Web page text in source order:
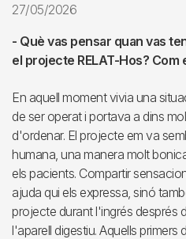
27/05/2026
- Què vas pensar quan vas
el projecte RELAT-Hos? Com
En aquell moment vivia una
de ser operat i portava a dins
d'ordenar. El projecte em va
humana, una manera molt
els pacients. Compartir
ajuda qui els expressa, sinó
projecte durant l'ingrés després
l'aparell digestiu. Aquells primers